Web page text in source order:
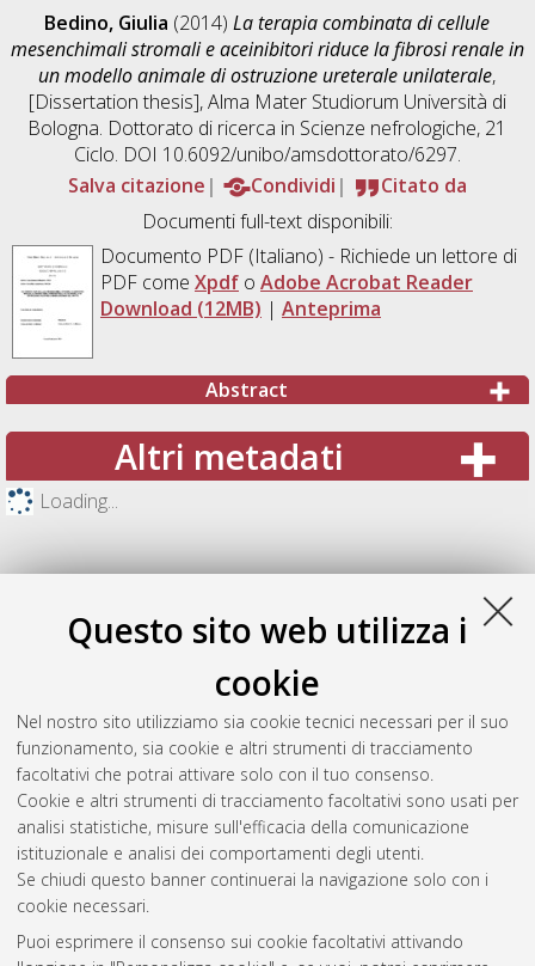
Questo sito web utilizza i
cookie
Nel nostro sito utilizziamo sia cookie tecnici necessari per il suo
funzionamento, sia cookie e altri strumenti di tracciamento
facoltativi che potrai attivare solo con il tuo consenso.
Cookie e altri strumenti di tracciamento facoltativi sono usati per
analisi statistiche, misure sull'efficacia della comunicazione
istituzionale e analisi dei comportamenti degli utenti.
Se chiudi questo banner continuerai la navigazione solo con i
cookie necessari.
Puoi esprimere il consenso sui cookie facoltativi attivando
Bedino, Giulia (2014)La terapia combinata di cellule
mesenchimali stromali e aceinibitori riduce la fibrosi renale in
un modello animale di ostruzione ureterale unilaterale,
[Dissertation thesis], Alma Mater Studiorum Università di
Bologna. Dottorato di ricerca in Scienze nefrologiche, 21
Ciclo. DOI 10.6092/unibo/amsdottorato/6297.
Salva citazione
Condividi
Citato da
Documenti full-text disponibili:
Documento PDF(Italiano) - Richiede un lettore di
PDF come Xpdfo Adobe Acrobat Reader
Download (12MB) | Anteprima
Abstract
Altri metadati
Loading...
Gestione del documento:
Atom
Rss 1.0